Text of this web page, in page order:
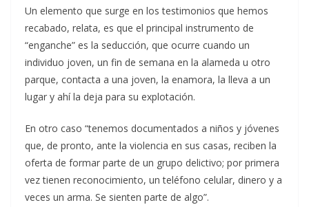
Un elemento que surge en los testimonios que hemos
recabado, relata, es que el principal instrumento de
“enganche” es la seducción, que ocurre cuando un
individuo joven, un fin de semana en la alameda u otro
parque, contacta a una joven, la enamora, la lleva a un
lugar y ahí la deja para su explotación.
En otro caso “tenemos documentados a niños y jóvenes
que, de pronto, ante la violencia en sus casas, reciben la
oferta de formar parte de un grupo delictivo; por primera
vez tienen reconocimiento, un teléfono celular, dinero y a
veces un arma. Se sienten parte de algo”.